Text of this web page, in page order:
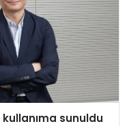
sunuldu